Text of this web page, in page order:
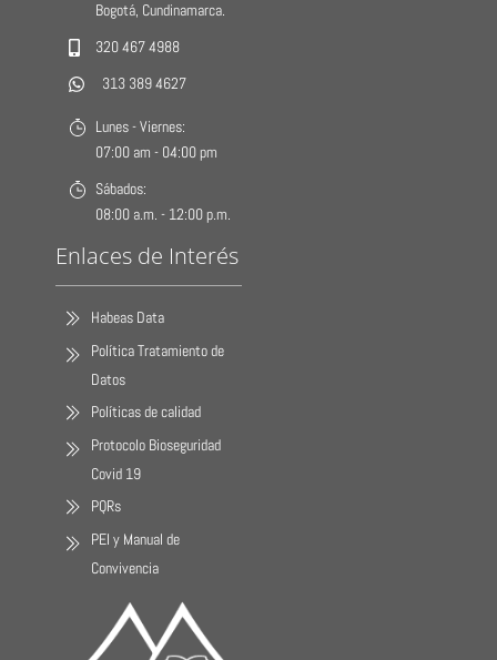
Bogotá, Cundinamarca.
320 467 4988
313 389 4627
Lunes - Viernes:
07:00 am - 04:00 pm
Sábados:
08:00 a.m. - 12:00 p.m.
Enlaces de Interés
Habeas Data
Política Tratamiento de
Datos
Políticas de calidad
Protocolo Bioseguridad
Covid 19
PQRs
PEI y Manual de
Convivencia